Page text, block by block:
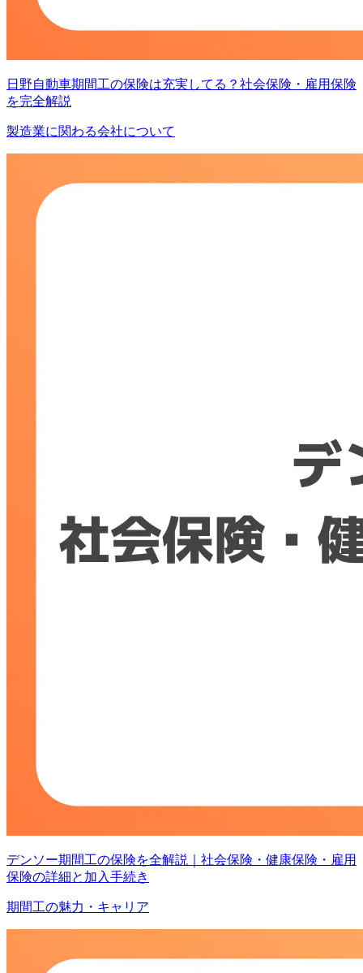
日野自動車期間工の保険は充実してる？社会保険・雇用保険
を完全解説
製造業に関わる会社について
デンソー期間工の保険を全解説｜社会保険・健康保険・雇用
保険の詳細と加入手続き
期間工の魅力・キャリア